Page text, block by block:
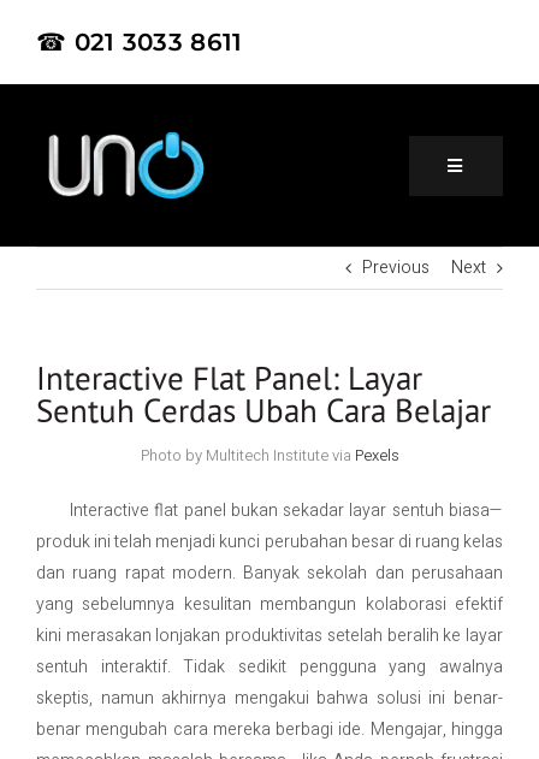
☎ 021 3033 8611
Home
Project
Contact Us
Previous Next
Interactive Flat Panel: Layar
Sentuh Cerdas Ubah Cara Belajar
Photo by Multitech Institute via Pexels
Interactive flat panel bukan sekadar layar sentuh biasa—
produk ini telah menjadi kunci perubahan besar di ruang kelas
dan ruang rapat modern. Banyak sekolah dan perusahaan
yang sebelumnya kesulitan membangun kolaborasi efektif
kini merasakan lonjakan produktivitas setelah beralih ke layar
sentuh interaktif. Tidak sedikit pengguna yang awalnya
skeptis, namun akhirnya mengakui bahwa solusi ini benar-
benar mengubah cara mereka berbagi ide. Mengajar, hingga